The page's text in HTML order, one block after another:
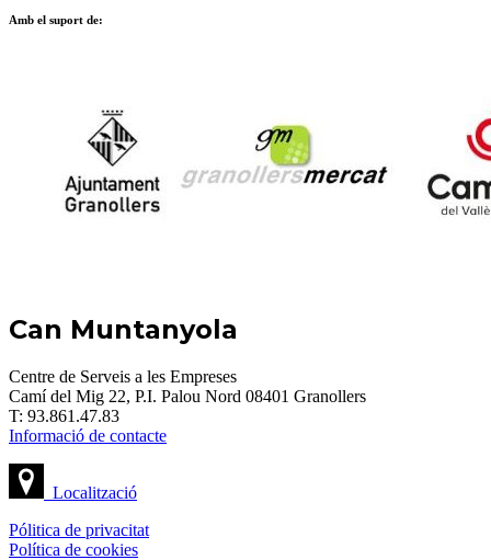
Amb el suport de:
Can Muntanyola
Centre de Serveis a les Empreses
Camí del Mig 22, P.I. Palou Nord 08401 Granollers
T: 93.861.47.83
Informació de contacte
Localització
Pólitica de privacitat
Política de cookies